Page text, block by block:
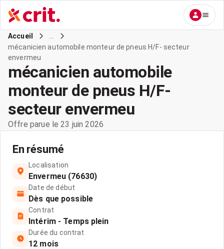
Accueil
mécanicien automobile monteur de pneus H/F- secteur
envermeu
mécanicien automobile
monteur de pneus H/F-
secteur envermeu
Offre parue le 23 juin 2026
En résumé
Localisation
Envermeu (76630)
Date de début
Dès que possible
Contrat
Intérim - Temps plein
Durée du contrat
12 mois